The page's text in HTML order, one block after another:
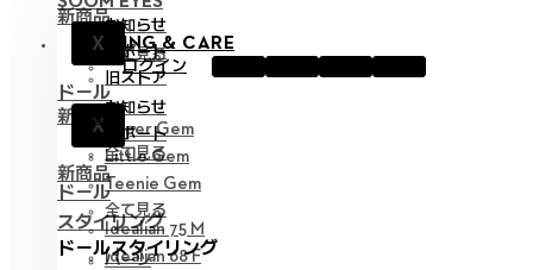
STYLING & CARE
ログイン
X
お知らせ
サポート
新商品
全て見る
ドールスタイリング
X
お知らせ
サポート
旧ストア
新商品
全て見る
ドール
Idealian 75 M
Idealian 68 F
新商品
全て見る
ドール
Hyper Gem
Little Gem
Teenie Gem
スタイリング
パーツ